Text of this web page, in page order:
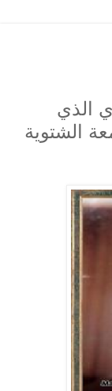
الذي
الشتوية